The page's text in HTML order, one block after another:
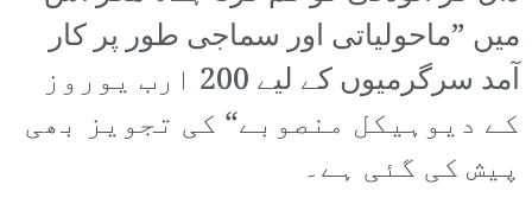
میں ”ماحولیاتی اور سماجی طور پر کار
آمد سرگرمیوں کے لیے 200 ارب یوروز
کے دیوہیکل منصوبے“ کی تجویز بھی
پیش کی گئی ہے۔